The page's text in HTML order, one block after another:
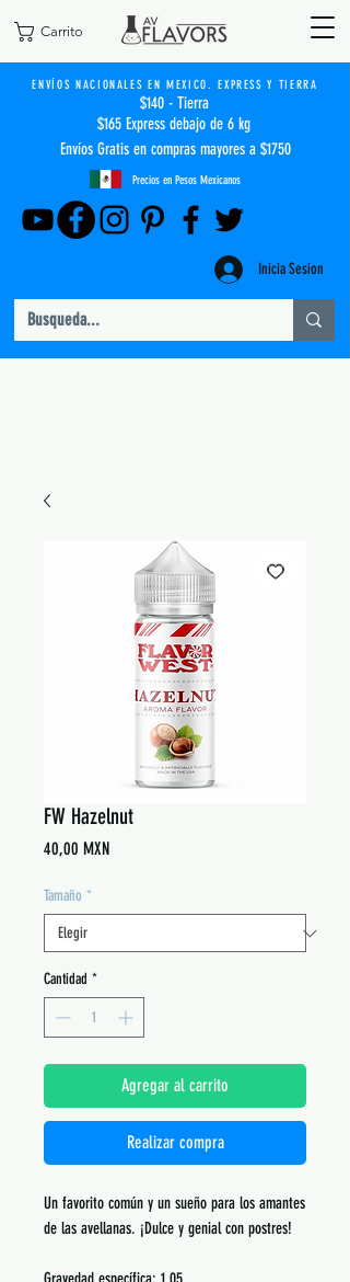
Carrito
ENVÍOS NACIONALES EN MEXICO. EXPRESS Y TIERRA
$140 - Tierra
$165 Express debajo de 6 kg
Envíos Gratis en compras mayores a $1750
Precios en Pesos Mexicanos
Inicia Sesion
FW Hazelnut
40,00 MXNPrecio
Tamaño *
Cantidad *
Agregar al carrito
Realizar compra
Un favorito común y un sueño para los amantes
de las avellanas. ¡Dulce y genial con postres!